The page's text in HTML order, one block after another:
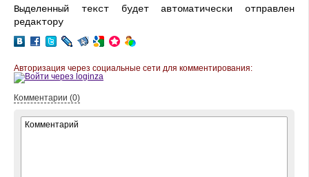
Выделенный текст будет автоматически отправлен
редактору
Авторизация через социальные сети для комментирования:
Комментарии (0)